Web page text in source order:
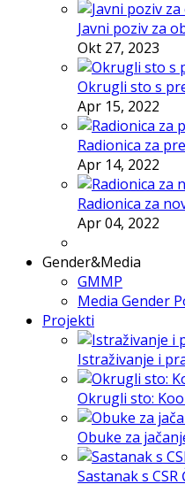
Javni poziv za
Okt 27, 2023
Okrugli sto s
Apr 15, 2022
Radionica za
Apr 14, 2022
Radionica za
Apr 04, 2022
Gender&Media
GMMP
Media Gender
Projekti
Istraživanje i
Okrugli sto:
Obuke za
Sastanak s